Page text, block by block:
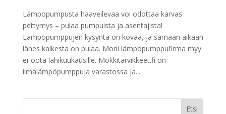
Lämpöpumpusta haaveilevaa voi odottaa karvas
pettymys – pulaa pumpuista ja asentajista!
Lämpöpumppujen kysyntä on kovaa, ja samaan aikaan
lähes kaikesta on pulaa. Moni lämpöpumppufirma myy
ei-oota lähikuukausille. Mökkitarvikkeet.fi on
ilmalämpöpumppuja varastossa ja...
Etsi